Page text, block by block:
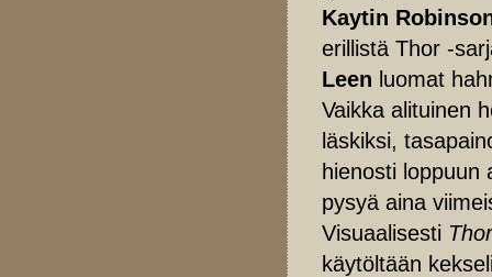
Kaytin
erillistä Thor -
Leen luomat
Vaikka alituinen
läskiksi,
hienosti loppuun
pysyä aina
Visuaalisesti
käytöltään